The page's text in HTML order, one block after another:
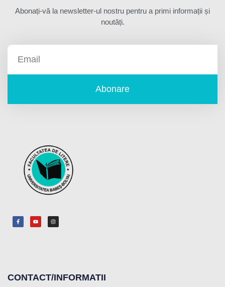
Abonați-vă la newsletter-ul nostru pentru a primi informații și
noutăți.
Abonare
CONTACT/INFORMATII